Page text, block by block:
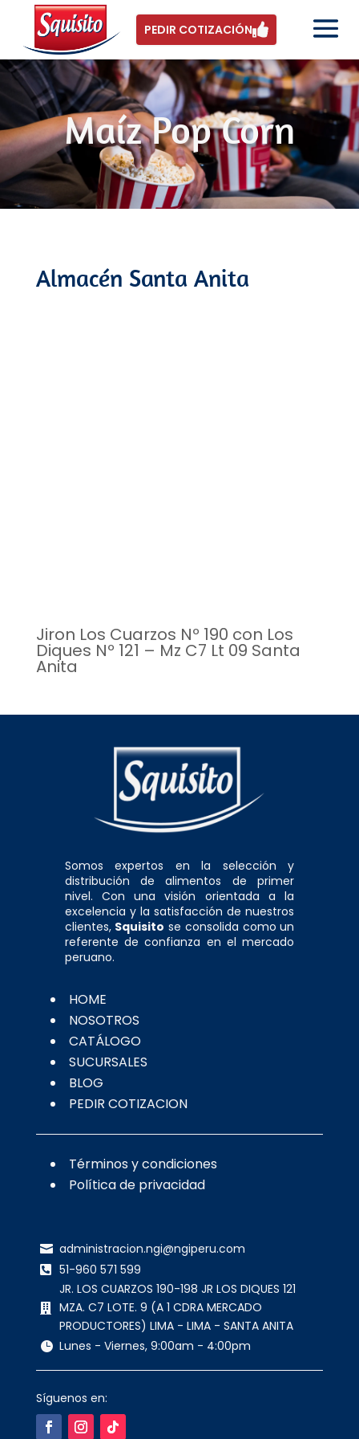
PEDIR COTIZACIÓN
Maíz Pop Corn
Almacén Santa Anita
Jiron Los Cuarzos Nº 190 con Los
Diques Nº 121 – Mz C7 Lt 09 Santa
Anita
Somos expertos en la selección y
distribución de alimentos de primer
nivel. Con una visión orientada a la
excelencia y la satisfacción de nuestros
clientes, Squisito se consolida como un
referente de confianza en el mercado
peruano.
HOME
NOSOTROS
CATÁLOGO
SUCURSALES
BLOG
PEDIR COTIZACION
Términos y condiciones
Política de privacidad
 administracion.ngi@ngiperu.com
 51-960 571 599

JR. LOS CUARZOS 190-198 JR LOS DIQUES 121
MZA. C7 LOTE. 9 (A 1 CDRA MERCADO
PRODUCTORES) LIMA - LIMA - SANTA ANITA
 Lunes - Viernes, 9:00am - 4:00pm
Síguenos en: